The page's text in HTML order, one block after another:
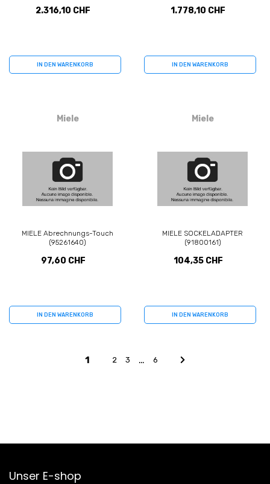
2.316,10 CHF
IN DEN WARENKORB
1.778,10 CHF
IN DEN WARENKORB
Miele
MIELE Abrechnungs-Touch
(95261640)
97,60 CHF
IN DEN WARENKORB
Miele
MIELE SOCKELADAPTER
(91800161)
104,35 CHF
IN DEN WARENKORB
1 2 3 … 6
Unser E-shop